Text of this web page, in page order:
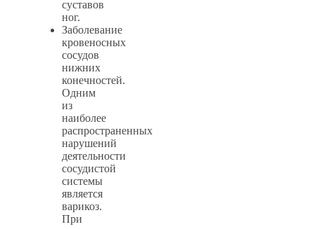
суставов
ног.
Заболевание
кровеносных
сосудов
нижних
конечностей.
Одним
из
наиболее
распространенных
нарушений
деятельности
сосудистой
системы
является
варикоз.
При